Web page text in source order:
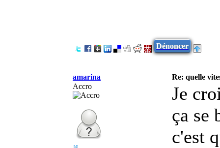
Dénoncer
amarina
Re: quelle
Accro
Je
ça se
c'est